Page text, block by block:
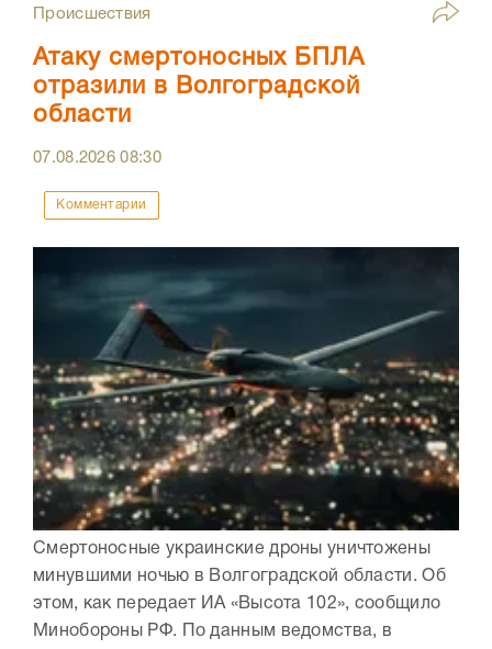
Происшествия
Атаку смертоносных БПЛА
отразили в Волгоградской
области
07.08.202608:30
Комментарии
Смертоносные украинские дроны уничтожены
минувшими ночью в Волгоградской области. Об
этом, как передает ИА «Высота 102», сообщило
Минобороны РФ. По данным ведомства, в